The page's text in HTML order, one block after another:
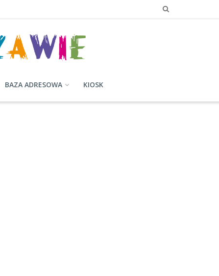
BAZA ADRESOWA KIOSK